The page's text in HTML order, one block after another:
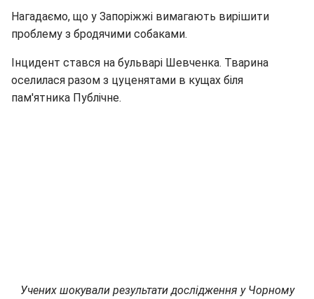
Нагадаємо, що у Запоріжжі вимагають вирішити
проблему з бродячими собаками.
Інцидент стався на бульварі Шевченка. Тварина
оселилася разом з цуценятами в кущах біля
пам'ятника Публічне.
Учених шокували результати дослідження у Чорному